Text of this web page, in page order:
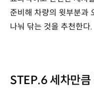
준비해 차량의 윗부분과
나눠 닦는 것을 추천한다.
STEP.6 세차만큼